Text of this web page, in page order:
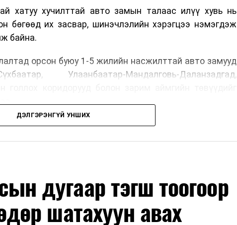
хатуу хучилттай авто замын талаас илүү хувь нь
бөгөөд их засвар, шинэчлэлийн хэрэгцээ нэмэгдэж
байна.
орсон буюу 1-5 жилийн насжилттай авто замууд
Улаанбаатар-Мандалговь-Даланзадгад,
үнэлж, их засвар, ээлжит засвар арчлалтын ажлыг
албаныхан хэлж байна
ДЭЛГЭРЭНГҮЙ УНШИХ
дугаар тэгш тоогоор
шатахуун авах